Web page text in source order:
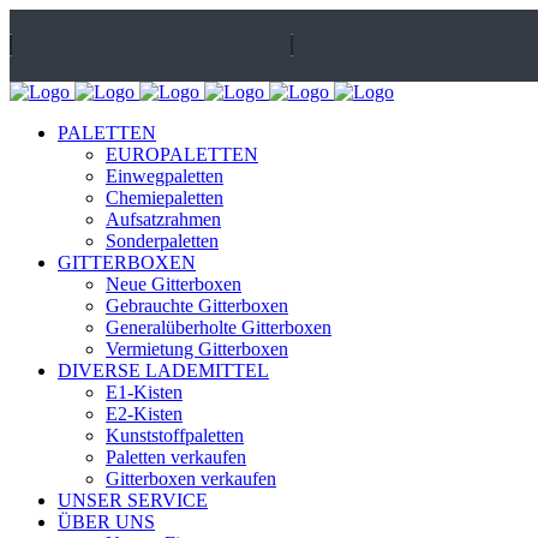
Uellendahler Str. 495, 42109 Wuppertal
PALETTEN
EUROPALETTEN
Einwegpaletten
Chemiepaletten
Aufsatzrahmen
Sonderpaletten
GITTERBOXEN
Neue Gitterboxen
Gebrauchte Gitterboxen
Generalüberholte Gitterboxen
Vermietung Gitterboxen
DIVERSE LADEMITTEL
E1-Kisten
E2-Kisten
Kunststoffpaletten
Paletten verkaufen
Gitterboxen verkaufen
UNSER SERVICE
ÜBER UNS